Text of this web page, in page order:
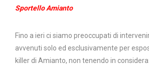
Sportello Amianto
Fino a ieri ci siamo preoccupati di
avvenuti solo ed esclusivamente per
killer di Amianto, non tenendo in